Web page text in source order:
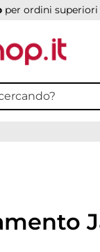
per ordini superiori